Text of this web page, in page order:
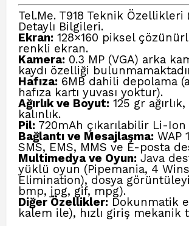
Tel.Me. T918 Teknik Özellikleri
Detaylı Bilgileri.
Ekran: 128×160 piksel
renkli ekran.
Kamera: 0.3 MP (VGA) arka
kaydı özelliği
Hafıza: 6MB dahili depolama
hafıza kartı yuvası yoktur).
Ağırlık ve Boyut: 125 gr
kalınlık.
Pil: 720mAh çıkarılabilir Li-
Bağlantı ve Mesajlaşma: WAP
SMS, EMS, MMS ve E-posta
Multimedya ve Oyun: Java
yüklü oyun (Pipemania, 4
Elimination), dosya
bmp, jpg, gif, mpg).
Diğer Özellikler: Dokunmatik
kalem ile), hızlı giriş mekanik